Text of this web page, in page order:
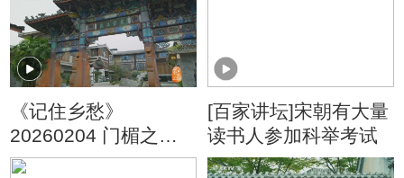
《记住乡愁》
20260204 门楣之上
忠一事 勤一生
[百家讲坛]宋朝有大量
读书人参加科举考试